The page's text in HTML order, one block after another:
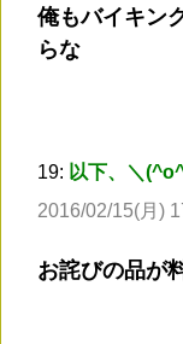
俺もバイキン
らな
19: 以下、＼
2016/02/15(月)
お詫びの品が